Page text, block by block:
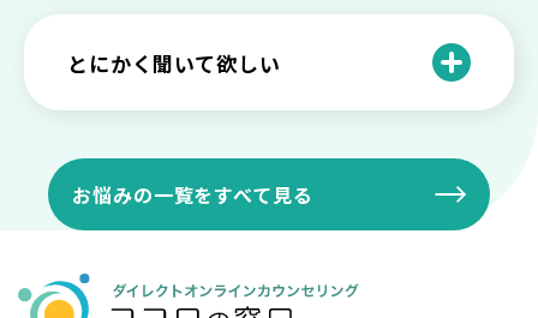
辛い出来事の影響・悩み
メンタルヘルスの相談
恋愛の人間関係についての悩み
夫婦・パートナーの人間関係についての
家族の人間関係についての悩み
とにかく聞いて欲しい
家庭の愚痴を聞いて欲しい
とにかく寂しいので話しを聞いて欲しい
お悩みの一覧をすべて見る